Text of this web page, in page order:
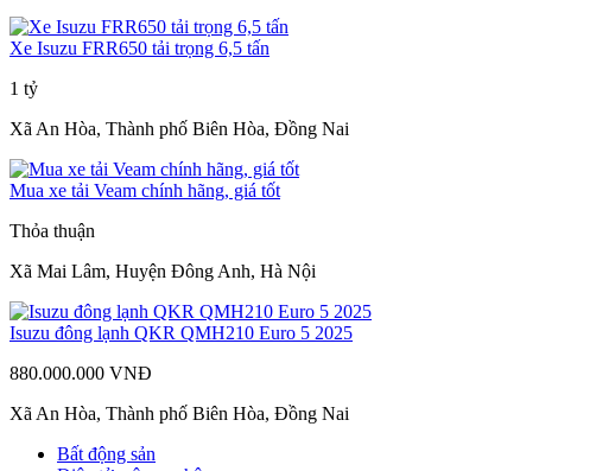
Xe Isuzu FRR650 tải trọng 6,5 tấn
1 tỷ
Xã An Hòa, Thành phố Biên Hòa, Đồng Nai
Mua xe tải Veam chính hãng, giá tốt
Thỏa thuận
Xã Mai Lâm, Huyện Đông Anh, Hà Nội
Isuzu đông lạnh QKR QMH210 Euro 5 2025
880.000.000 VNĐ
Xã An Hòa, Thành phố Biên Hòa, Đồng Nai
Bất động sản